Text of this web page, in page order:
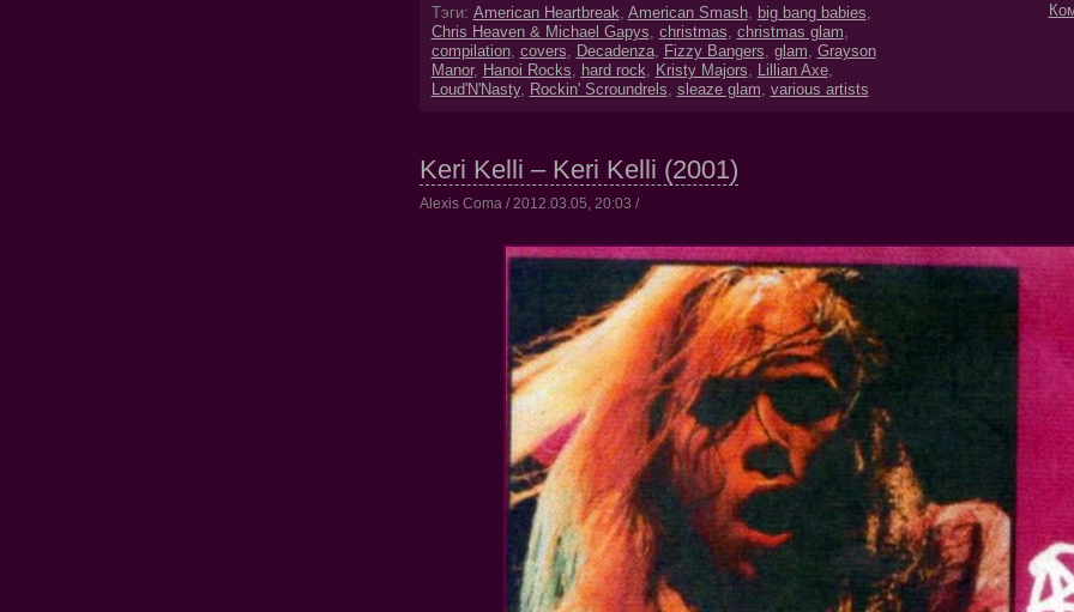
Тэги: American Heartbreak, American Smash, big bang babies,
Chris Heaven & Michael Gapys, christmas, christmas glam,
compilation, covers, Decadenza, Fizzy Bangers, glam, Grayson
Manor, Hanoi Rocks, hard rock, Kristy Majors, Lillian Axe,
Loud'N'Nasty, Rockin' Scroundrels, sleaze glam, various artists
Keri Kelli – Keri Kelli (2001)
Alexis Coma / 2012.03.05, 20:03 /